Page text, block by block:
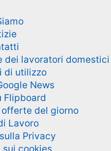
dei lavoratori domestici
di utilizzo
News
Flipboard
del giorno
Lavoro
Privacy